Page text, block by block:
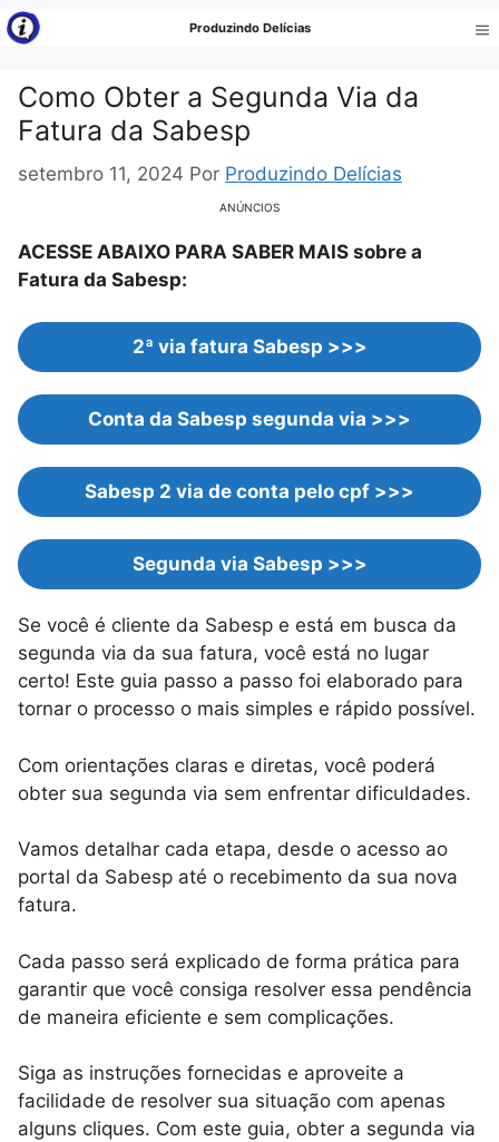
Pular
para
conteúdo
Produzindo Delícias
Como Obter a Segunda Via da
Fatura da Sabesp
setembro 11, 2024 Por Produzindo Delícias
ANÚNCIOS
ACESSE ABAIXO PARA SABER MAIS sobre a
Fatura da Sabesp:
2ª via fatura Sabesp >>>
Conta da Sabesp segunda via >>>
Sabesp 2 via de conta pelo cpf >>>
Segunda via Sabesp >>>
Se você é cliente da Sabesp e está em busca da
segunda via da sua fatura, você está no lugar
certo! Este guia passo a passo foi elaborado para
tornar o processo o mais simples e rápido possível.
Com orientações claras e diretas, você poderá
obter sua segunda via sem enfrentar dificuldades.
Vamos detalhar cada etapa, desde o acesso ao
portal da Sabesp até o recebimento da sua nova
fatura.
Cada passo será explicado de forma prática para
garantir que você consiga resolver essa pendência
de maneira eficiente e sem complicações.
Siga as instruções fornecidas e aproveite a
facilidade de resolver sua situação com apenas
alguns cliques. Com este guia, obter a segunda via